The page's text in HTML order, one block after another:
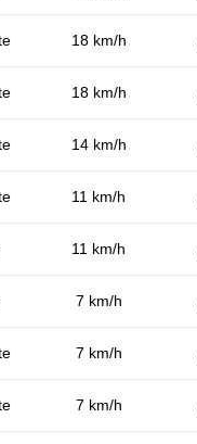
18 km/h
18 km/h
14 km/h
11 km/h
11 km/h
7 km/h
7 km/h
7 km/h